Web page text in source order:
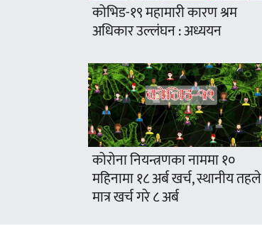
कोभिड-१९ महामारी कारण श्रम
अधिकार उल्लंघन : अध्ययन
कोरोना नियन्त्रणका नाममा १०
महिनामा १८ अर्ब खर्च, स्थानीय तहले
मात्र खर्च गरे ८ अर्ब